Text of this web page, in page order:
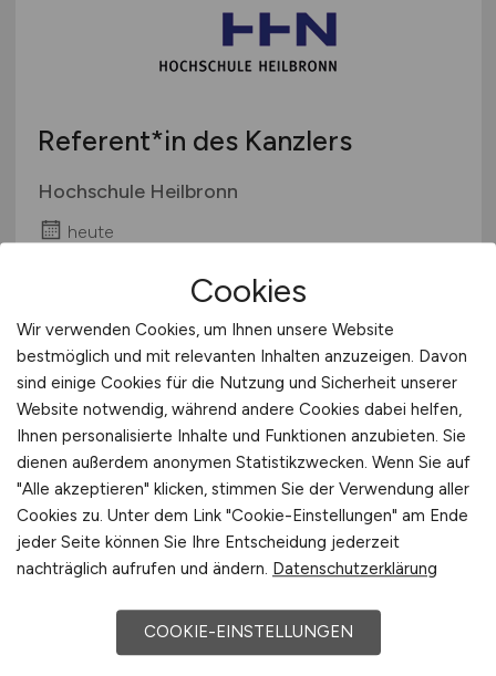
Referent*in des Kanzlers
Hochschule Heilbronn
heute
SAP Inhouse Consultant(m/w/d)
Marketing, Vertrieb und Service
RICHARD WOLF GMBH
Cookies
Wir verwenden Cookies, um Ihnen unsere Website
bestmöglich und mit relevanten Inhalten anzuzeigen. Davon
sind einige Cookies für die Nutzung und Sicherheit unserer
Website notwendig, während andere Cookies dabei helfen,
Ihnen personalisierte Inhalte und Funktionen anzubieten. Sie
dienen außerdem anonymen Statistikzwecken. Wenn Sie auf
"Alle akzeptieren" klicken, stimmen Sie der Verwendung aller
Cookies zu. Unter dem Link "Cookie-Einstellungen" am Ende
jeder Seite können Sie Ihre Entscheidung jederzeit
nachträglich aufrufen und ändern. Datenschutzerklärung
COOKIE-EINSTELLUNGEN